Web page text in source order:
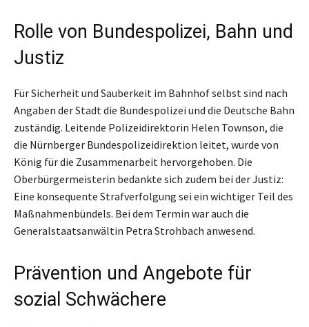
Rolle von Bundespolizei, Bahn und
Justiz
Für Sicherheit und Sauberkeit im Bahnhof selbst sind nach
Angaben der Stadt die Bundespolizei und die Deutsche Bahn
zuständig. Leitende Polizeidirektorin Helen Townson, die
die Nürnberger Bundespolizeidirektion leitet, wurde von
König für die Zusammenarbeit hervorgehoben. Die
Oberbürgermeisterin bedankte sich zudem bei der Justiz:
Eine konsequente Strafverfolgung sei ein wichtiger Teil des
Maßnahmenbündels. Bei dem Termin war auch die
Generalstaatsanwältin Petra Strohbach anwesend.
Prävention und Angebote für
sozial Schwächere